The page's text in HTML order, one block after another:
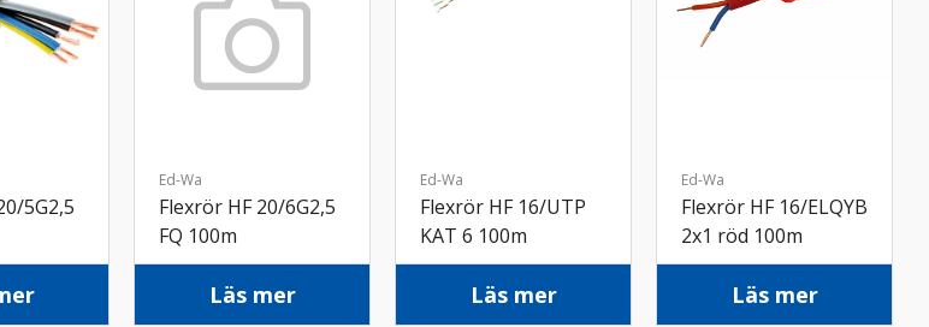
5G2,5
Ed-Wa
Flexrör HF 20/6G2,5
FQ 100m
Läs mer
Ed-Wa
Flexrör HF 16/UTP
KAT 6 100m
Läs mer
Ed-Wa
Flexrör HF 16/ELQYB
2x1 röd 100m
Läs mer